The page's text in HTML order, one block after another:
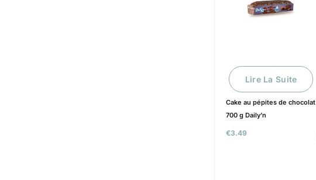
€3.49
Cake au pépites de chocolat
700 g Daily’n
Lire La Suite